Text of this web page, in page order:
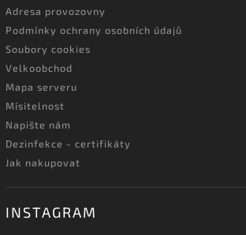
Adresa provozovny
Podmínky ochrany osobních údajů
Soubory cookies
Velkoobchod
Mapa serveru
Mísitelnost
Napište nám
Dezinfekce - certifikáty
Jak nakupovat
INSTAGRAM